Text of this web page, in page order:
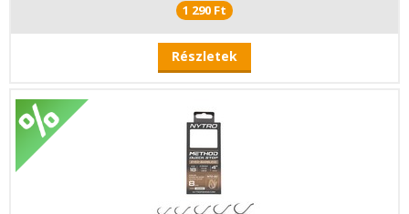
1 290 Ft
Részletek